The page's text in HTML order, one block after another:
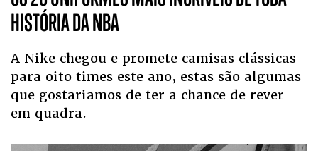
HISTÓRIA DA NBA
A Nike chegou e promete camisas clássicas
para oito times este ano, estas são algumas
que gostariamos de ter a chance de rever
em quadra.